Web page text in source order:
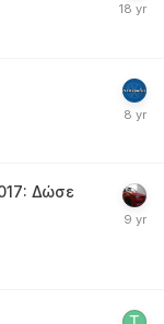
Δώσε